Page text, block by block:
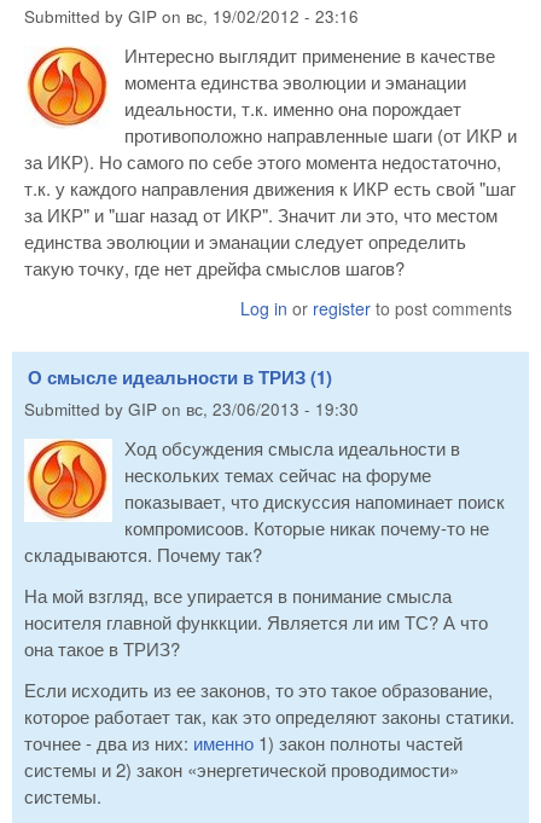
Submitted by GIP on вс, 19/02/2012 - 23:16
Интересно выглядит применение в качестве
момента единства эволюции и эманации
идеальности, т.к. именно она порождает
противоположно направленные шаги (от ИКР и
за ИКР). Но самого по себе этого момента недостаточно,
т.к. у каждого направления движения к ИКР есть свой "шаг
за ИКР" и "шаг назад от ИКР". Значит ли это, что местом
единства эволюции и эманации следует определить
такую точку, где нет дрейфа смыслов шагов?
Log in or register to post comments
О смысле идеальности в ТРИЗ (1)
Submitted by GIP on вс, 23/06/2013 - 19:30
Ход обсуждения смысла идеальности в
нескольких темах сейчас на форуме
показывает, что дискуссия напоминает поиск
компромисоов. Которые никак почему-то не
складываются. Почему так?
На мой взгляд, все упирается в понимание смысла
носителя главной функкции. Является ли им ТС? А что
она такое в ТРИЗ?
Если исходить из ее законов, то это такое образование,
которое работает так, как это определяют законы статики.
точнее - два из них: именно 1) закон полноты частей
системы и 2) закон «энергетической проводимости»
системы.